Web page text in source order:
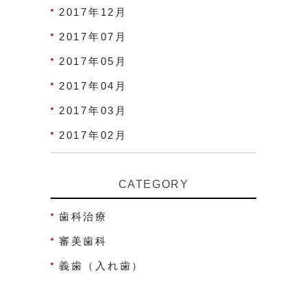
2017年12月
2017年07月
2017年05月
2017年04月
2017年03月
2017年02月
CATEGORY
歯科治療
審美歯科
義歯（入れ歯）